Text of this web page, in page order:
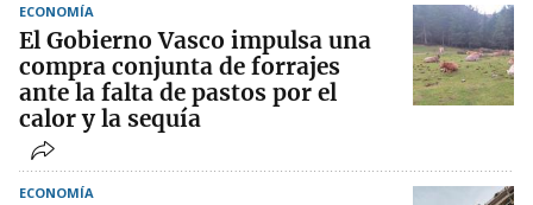
ECONOMÍA
El Gobierno Vasco impulsa una
compra conjunta de forrajes
ante la falta de pastos por el
calor y la sequía
ECONOMÍA